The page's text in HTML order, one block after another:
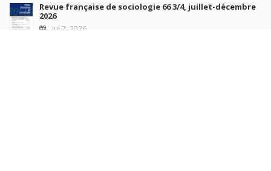
Revue française de sociologie 66 3/4, juillet-décembre
2026
Jul 7, 2026